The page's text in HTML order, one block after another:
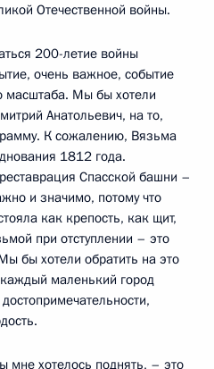
Отечественной войны.
200-летие войны
очень важное, событие
масштаба. Мы бы хотели
Анатольевич, на то,
К сожалению, Вязьма
1812 года.
Спасской башни –
и значимо, потому что
как крепость, как щит,
при отступлении – это
бы хотели обратить на это
маленький город
мне хотелось поднять, – это